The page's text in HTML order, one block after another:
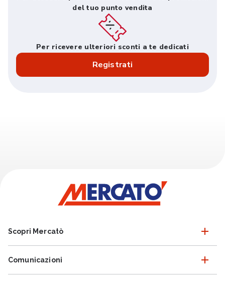
del tuo punto vendita
Per ricevere ulteriori sconti a te dedicati
Registrati
Scopri Mercatò
Comunicazioni